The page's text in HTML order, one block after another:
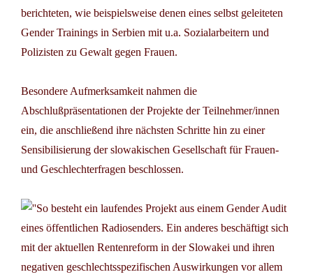
berichteten, wie beispielsweise denen eines selbst geleiteten
Gender Trainings in Serbien mit u.a. Sozialarbeitern und
Polizisten zu Gewalt gegen Frauen.
Besondere Aufmerksamkeit nahmen die
Abschlußpräsentationen der Projekte der Teilnehmer/innen
ein, die anschließend ihre nächsten Schritte hin zu einer
Sensibilisierung der slowakischen Gesellschaft für Frauen-
und Geschlechterfragen beschlossen.
So besteht ein laufendes Projekt aus einem Gender Audit
eines öffentlichen Radiosenders. Ein anderes beschäftigt sich
mit der aktuellen Rentenreform in der Slowakei und ihren
negativen geschlechtsspezifischen Auswirkungen vor allem